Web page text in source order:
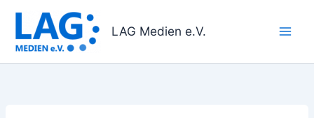
springen
LAG Medien e.V.